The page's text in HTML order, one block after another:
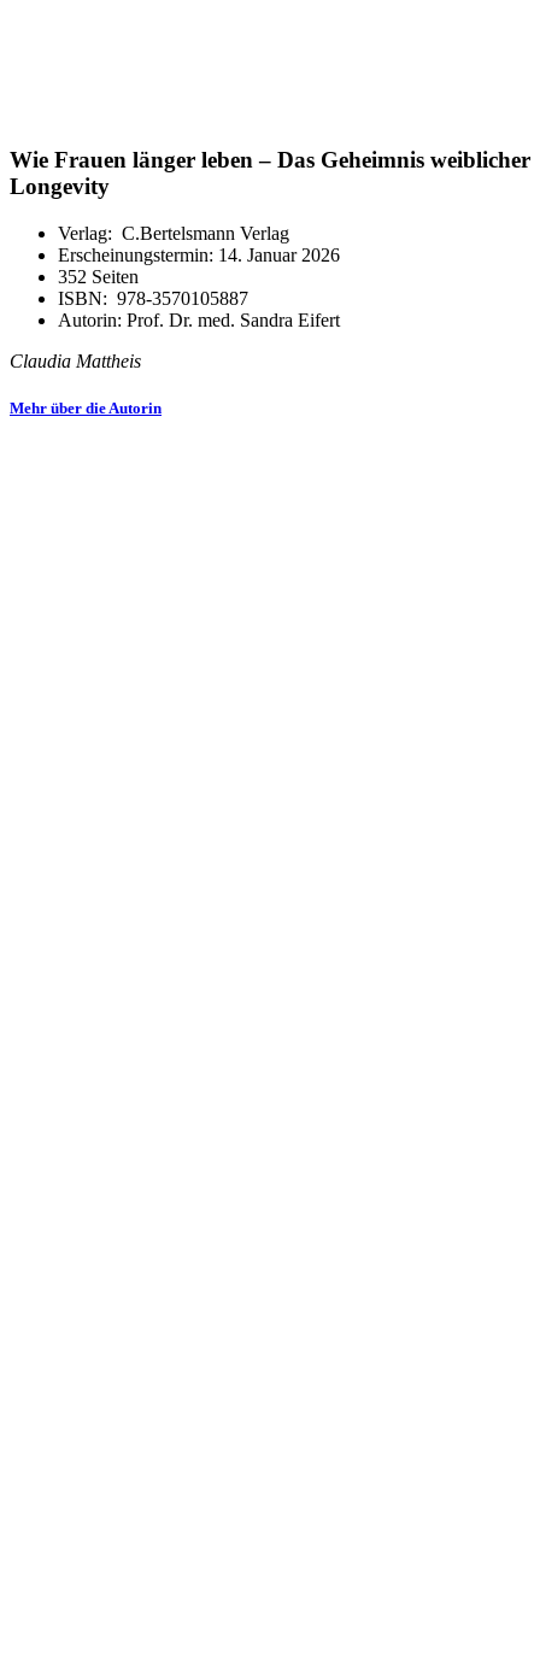
Wie Frauen länger leben – Das Geheimnis weiblicher
Longevity
Verlag: C.Bertelsmann Verlag
Erscheinungstermin: 14. Januar 2026
352 Seiten
ISBN: 978-3570105887
Autorin: Prof. Dr. med. Sandra Eifert
Claudia Mattheis
Mehr über die Autorin